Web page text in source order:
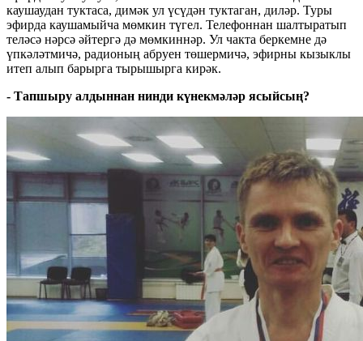
каушаудан туктаса, димәк ул үсүдән туктаган, диләр. Туры
эфирда каушамыйча мөмкин түгел. Телефоннан шалтыратып
теләсә нәрсә әйтергә дә мөмкиннәр. Ул чакта беркемне дә
үпкәләтмичә, радионың абруен төшермичә, эфирны кызыклы
итеп алып барырга тырышырга кирәк.
- Тапшыру алдыннан нинди күнекмәләр ясыйсың?